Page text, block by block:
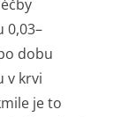
0,03–
dobu
v krvi
je to